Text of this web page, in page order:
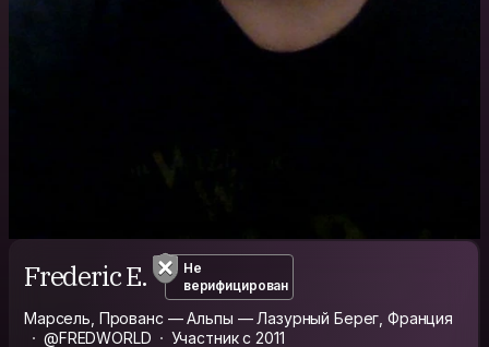
Frederic E.
Не
верифицирован
Марсель, Прованс — Альпы — Лазурный Берег, Франция
@FREDWORLD
Участник с 2011